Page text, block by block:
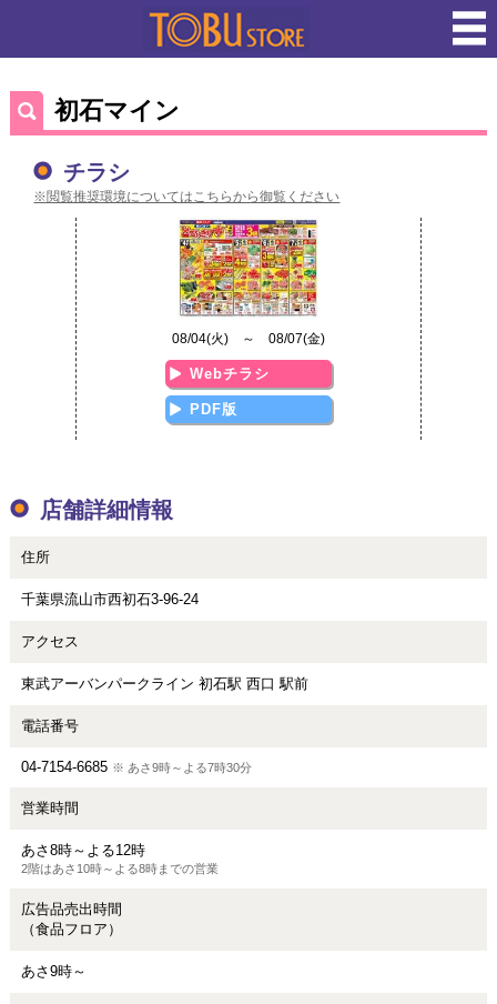
初石マイン
チラシ
※閲覧推奨環境についてはこちらから御覧ください
08/04(火) ～ 08/07(金)
Webチラシ
PDF版
店舗詳細情報
住所
千葉県流山市西初石3-96-24
アクセス
東武アーバンパークライン 初石駅 西口 駅前
電話番号
04-7154-6685 ※ あさ9時～よる7時30分
営業時間
あさ8時～よる12時
2階はあさ10時～よる8時までの営業
広告品売出時間
（食品フロア）
あさ9時～